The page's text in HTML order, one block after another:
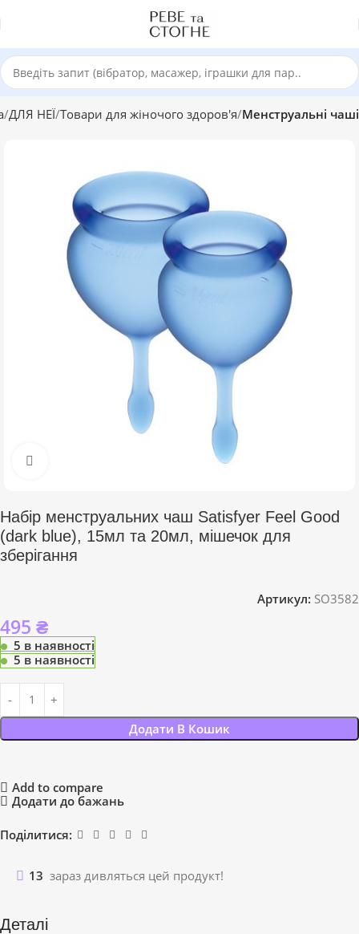
ДЛЯ НЕЇ Товари для жіночого здоров'я Менструальні чаші
Набір менструальних чаш Satisfyer Feel Good
(dark blue), 15мл та 20мл, мішечок для
зберігання
Артикул: SO3582
495 ₴
5 в наявності
5 в наявності
Додати В Кошик
Add to compare
Додати до бажань
Поділитися:
13 зараз дивляться цей продукт!
Деталі